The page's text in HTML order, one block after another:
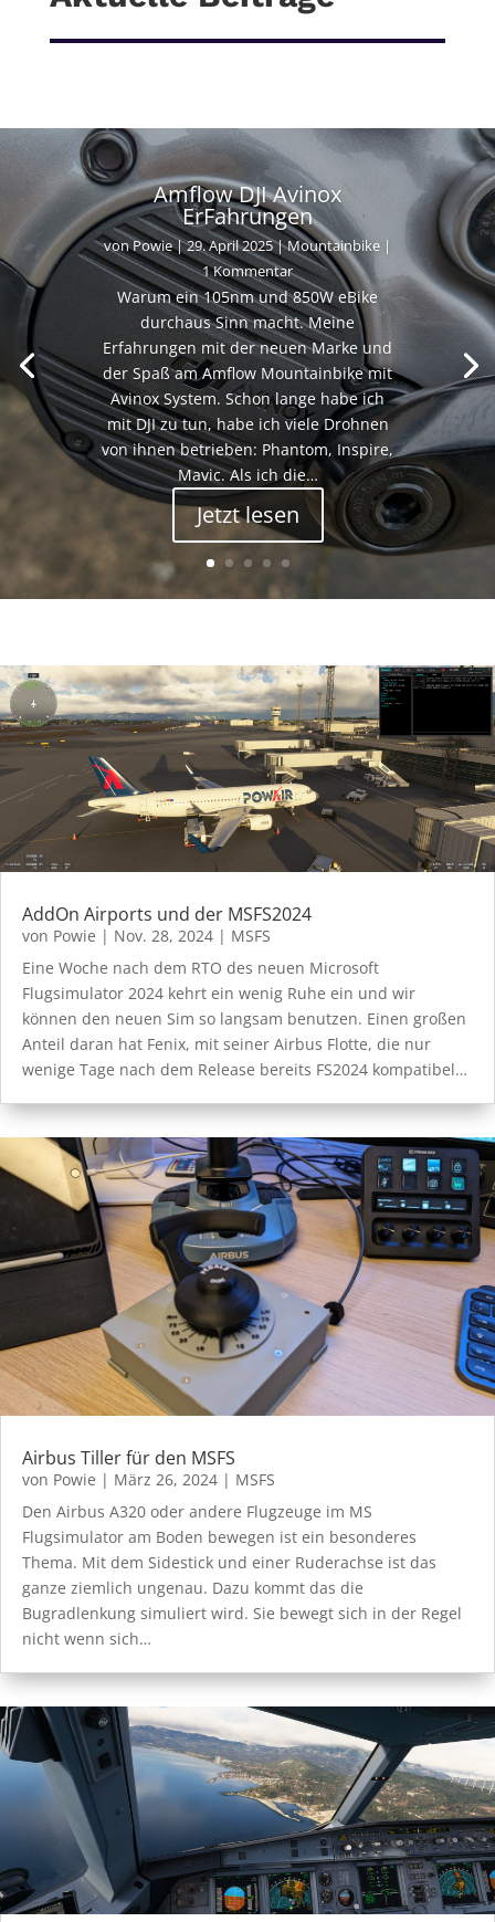
Amflow DJI Avinox
ErFahrungen
vonPowie|29. April 2025|Mountainbike |
1 Kommentar
Warum ein 105nm und 850W eBike
durchaus Sinn macht. Meine
Erfahrungen mit der neuen Marke und
der Spaß am Amflow Mountainbike mit
Avinox System. Schon lange habe ich
mit DJI zu tun, habe ich viele Drohnen
von ihnen betrieben: Phantom, Inspire,
Mavic. Als ich die…
Jetzt lesen
AddOn Airports und der MSFS2024
von Powie | Nov. 28, 2024 | MSFS
Eine Woche nach dem RTO des neuen Microsoft
Flugsimulator 2024 kehrt ein wenig Ruhe ein und wir
können den neuen Sim so langsam benutzen. Einen großen
Anteil daran hat Fenix, mit seiner Airbus Flotte, die nur
wenige Tage nach dem Release bereits FS2024 kompatibel…
Airbus Tiller für den MSFS
von Powie | März 26, 2024 | MSFS
Den Airbus A320 oder andere Flugzeuge im MS
Flugsimulator am Boden bewegen ist ein besonderes
Thema. Mit dem Sidestick und einer Ruderachse ist das
ganze ziemlich ungenau. Dazu kommt das die
Bugradlenkung simuliert wird. Sie bewegt sich in der Regel
nicht wenn sich…